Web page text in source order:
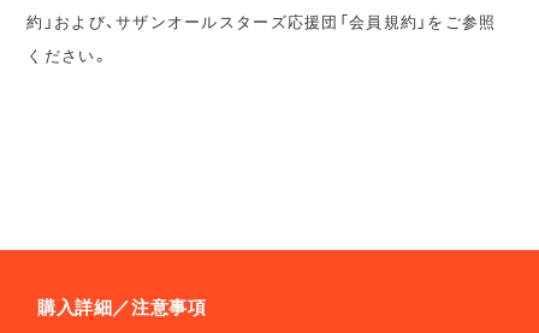
約」および、サザンオールスターズ応援団「会員規約」をご参照
ください。
購入詳細／注意事項